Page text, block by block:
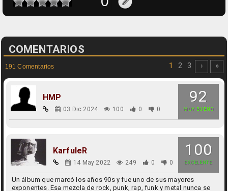
COMENTARIOS
191 Comentarios 1 2 3 › »
92
MUY BUENO
HMP
03 Dic 2024 100 0 0
100
EXCELENTE
KarfuleR
14 May 2022 249 0 0
Un álbum que marcó los años 90s y fue uno de sus mayores
exponentes. Esa mezcla de rock, punk, rap, funk y metal nunca se